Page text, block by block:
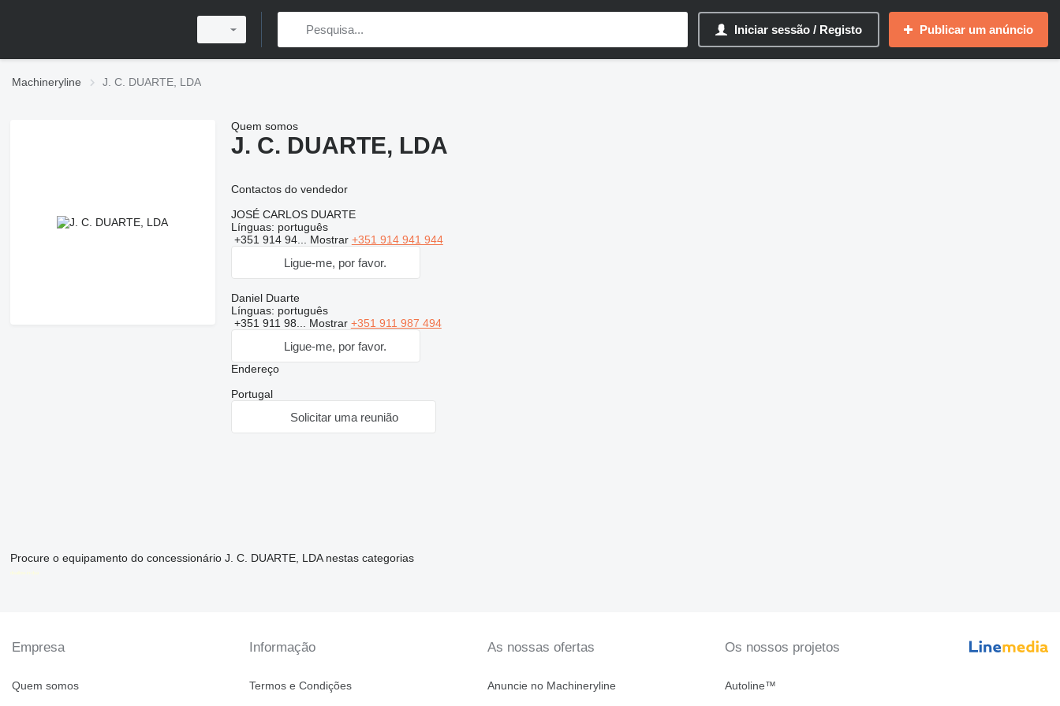
Iniciar sessão / Registo Publicar um anúncio
Machineryline J. C. DUARTE, LDA
Quem somos
J. C. DUARTE, LDA
Contactos do vendedor
JOSÉ CARLOS DUARTE
Línguas: português
+351 914 94... Mostrar +351 914 941 944
Ligue-me, por favor.
Daniel Duarte
Línguas: português
+351 911 98... Mostrar +351 911 987 494
Ligue-me, por favor.
Endereço
Portugal
Solicitar uma reunião
Procure o equipamento do concessionário J. C. DUARTE, LDA nestas categorias
disallow-in-dsa
Empresa
Quem somos
Informação
Termos e Condições
As nossas ofertas
Anuncie no Machineryline
Os nossos projetos
Autoline™